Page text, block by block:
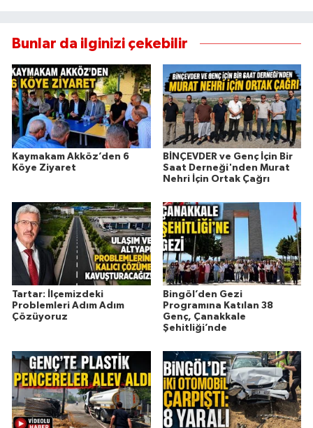
Bunlar da ilginizi çekebilir
Kaymakam Akköz’den 6
Köye Ziyaret
BİNÇEVDER ve Genç İçin Bir
Saat Derneği'nden Murat
Nehri İçin Ortak Çağrı
Tartar: İlçemizdeki
Problemleri Adım Adım
Çözüyoruz
Bingöl’den Gezi
Programına Katılan 38
Genç, Çanakkale
Şehitliği’nde